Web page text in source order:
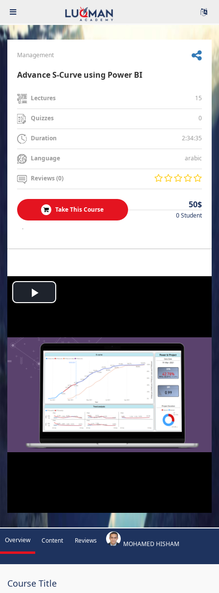
Management
Advance S-Curve using Power BI
Lectures 15
Quizzes 0
Duration 2:34:35
Language arabic
Reviews (0)
Take This Course 50$
0 Student
.
Play
Overview Content Reviews MOHAMED HISHAM
Course Title